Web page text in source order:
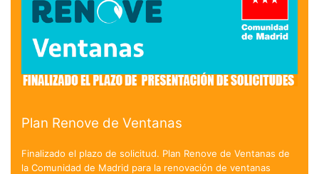
Plan Renove de Ventanas
Finalizado el plazo de solicitud. Plan Renove de Ventanas de
la Comunidad de Madrid para la renovación de ventanas